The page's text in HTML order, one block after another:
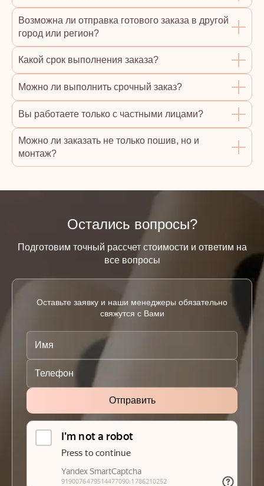
Возможна ли отправка готового заказа в другой
город или регион?
Какой срок выполнения заказа?
Можно ли выполнить срочный заказ?
Вы работаете только с частными лицами?
Можно ли заказать не только пошив, но и
монтаж?
Остались вопросы?
Подготовим точный рассчет стоимости и ответим на
все вопросы
Оставьте заявку и наши менеджеры обязательно
свяжутся с Вами